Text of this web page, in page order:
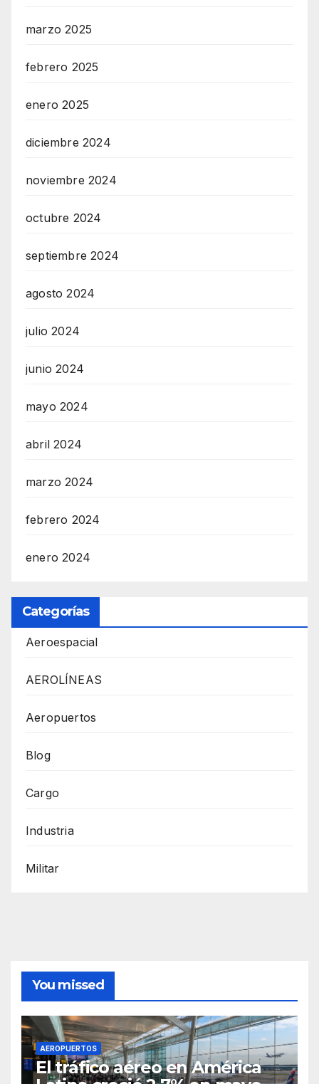
marzo 2025
febrero 2025
enero 2025
diciembre 2024
noviembre 2024
octubre 2024
septiembre 2024
agosto 2024
julio 2024
junio 2024
mayo 2024
abril 2024
marzo 2024
febrero 2024
enero 2024
Categorías
Aeroespacial
AEROLÍNEAS
Aeropuertos
Blog
Cargo
Industria
Militar
You missed
AEROPUERTOS
El tráfico aéreo en América